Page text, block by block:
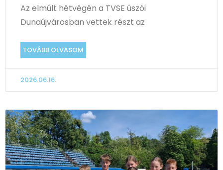
Az elmúlt hétvégén a TVSE úszói
Dunaújvárosban vettek részt az
TOVÁBB OLVASOM
2026.06.16.